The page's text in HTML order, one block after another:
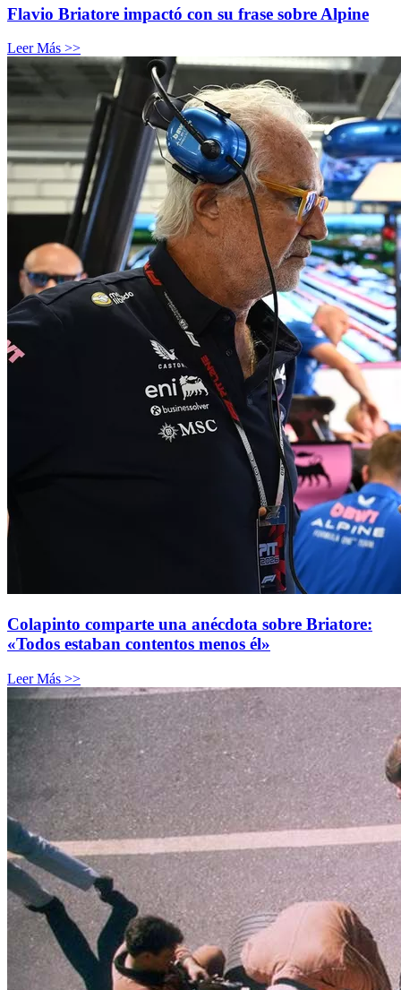
Flavio Briatore impactó con su frase sobre Alpine
Leer Más >>
Colapinto comparte una anécdota sobre Briatore:
«Todos estaban contentos menos él»
Leer Más >>